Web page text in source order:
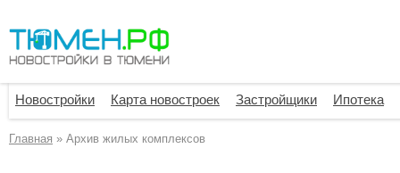
Новостройки Карта новостроек Застройщики Ипотека
Главная » Архив жилых комплексов